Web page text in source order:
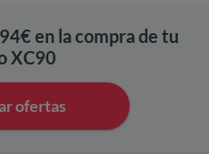
en la compra de tu
XC90
ofertas